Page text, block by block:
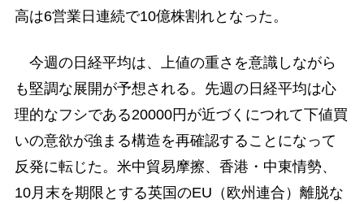
高は6営業日連続で10億株割れとなった。
今週の日経平均は、上値の重さを意識しながら
も堅調な展開が予想される。先週の日経平均は心
理的なフシである20000円が近づくにつれて下値買
いの意欲が強まる構造を再確認することになって
反発に転じた。米中貿易摩擦、香港・中東情勢、
10月末を期限とする英国のEU（欧州連合）離脱な